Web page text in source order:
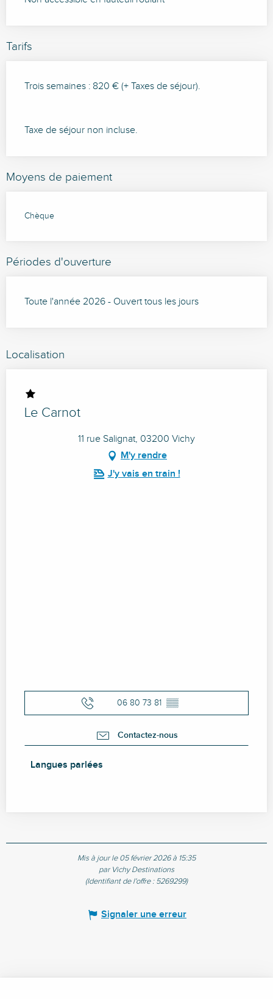
Tarifs
Trois semaines : 820 € (+ Taxes de séjour).
Taxe de séjour non incluse.
Moyens de paiement
Chèque
Périodes d'ouverture
Toute l'année 2026 - Ouvert tous les jours
Localisation
Le Carnot
11 rue Salignat, 03200 Vichy
M'y rendre
J'y vais en train !
06 80 73 81 ▒▒
Contactez-nous
Langues parlées
Langues parlées
Mis à jour le 05 février 2026 à 15:35
par Vichy Destinations
(Identifiant de l'offre : 5269299)
Signaler une erreur